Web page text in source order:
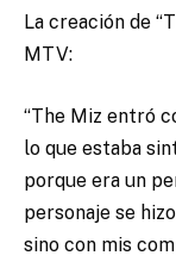
La creación de
MTV:
“The Miz entró
lo que estaba
porque era un
personaje se
sino con mis